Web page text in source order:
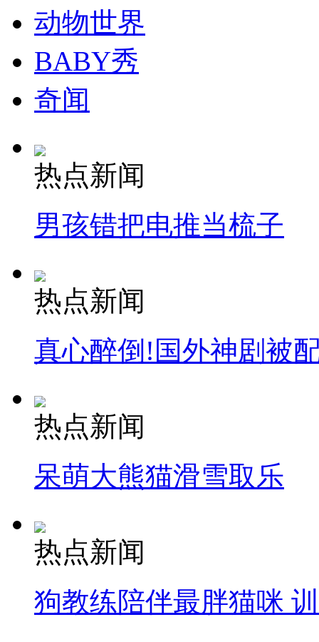
动物世界
BABY秀
奇闻
热点新闻
男孩错把电推当梳子
热点新闻
真心醉倒!国外神剧被
热点新闻
呆萌大熊猫滑雪取乐
热点新闻
狗教练陪伴最胖猫咪